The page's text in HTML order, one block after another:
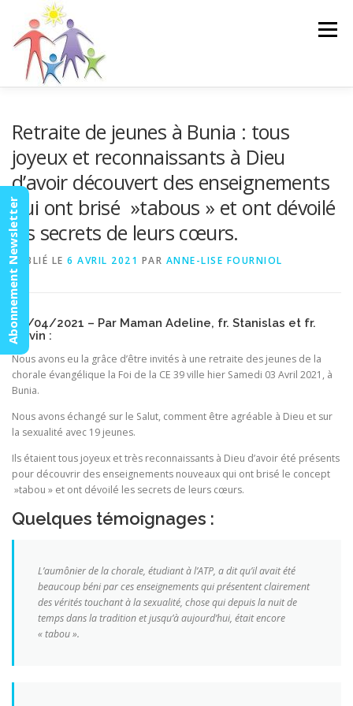
contenu
Menu
VIDÉOS ESPACE MEMBRES
Retraite de jeunes à Bunia : tous
joyeux et reconnaissants à Dieu
d’avoir découvert des enseignements
qui ont brisé »tabous » et ont dévoilé
les secrets de leurs cœurs.
PUBLIÉ LE 6 AVRIL 2021 PAR ANNE-LISE FOURNIOL
04/04/2021 – Par Maman Adeline, fr. Stanislas et fr.
Fiévin :
Nous avons eu la grâce d’être invités à une retraite des jeunes de la
chorale évangélique la Foi de la CE 39 ville hier Samedi 03 Avril 2021, à
Bunia.
Nous avons échangé sur le Salut, comment être agréable à Dieu et sur
la sexualité avec 19 jeunes.
Ils étaient tous joyeux et très reconnaissants à Dieu d’avoir été présents
pour découvrir des enseignements nouveaux qui ont brisé le concept
»tabou » et ont dévoilé les secrets de leurs cœurs.
Quelques témoignages :
L’aumônier de la chorale, étudiant à l’ATP, a dit qu’il avait été
beaucoup béni par ces enseignements qui présentent clairement
des vérités touchant à la sexualité, chose qui depuis la nuit de
temps dans la tradition et jusqu’à aujourd’hui, était encore
« tabou ».
Abonnement Newsletter